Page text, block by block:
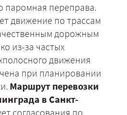
паромная переправа.
движение по трассам
дорожным
из-за частых
движения
при планировании
Маршрут перевозки
в Санкт-
согласования по